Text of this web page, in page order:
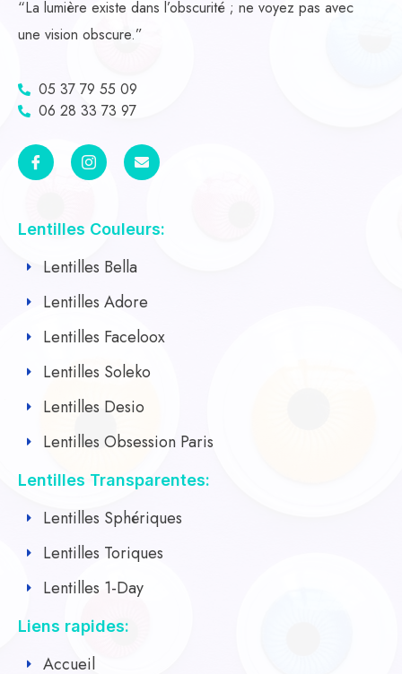
“La lumière existe dans l’obscurité ; ne voyez pas avec
une vision obscure.”
05 37 79 55 09
06 28 33 73 97
Lentilles Couleurs:
Lentilles Bella
Lentilles Adore
Lentilles Faceloox
Lentilles Soleko
Lentilles Desio
Lentilles Obsession Paris
Lentilles Transparentes:
Lentilles Sphériques
Lentilles Toriques
Lentilles 1-Day
Liens rapides:
Accueil